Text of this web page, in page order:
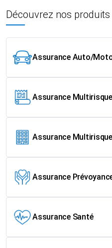
Découvrez nos produits
Assurance Auto/
Assurance
Assurance
Assurance
Assurance Santé